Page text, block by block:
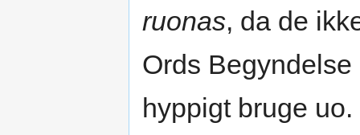
ruonas, da de
Ords
hyppigt bruge uo.